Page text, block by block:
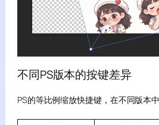
不同PS版本的按键差异
PS的等比例缩放快捷键，在不同版本